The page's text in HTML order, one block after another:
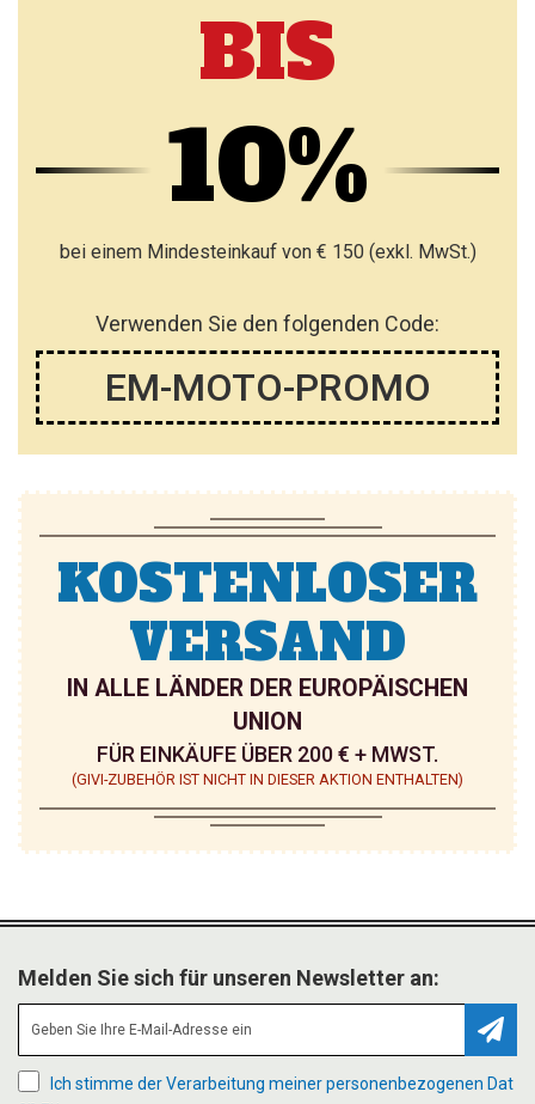
BIS
10%
bei einem Mindesteinkauf von € 150 (exkl. MwSt.)
Verwenden Sie den folgenden Code:
EM-MOTO-PROMO
KOSTENLOSER
VERSAND
IN ALLE LÄNDER DER EUROPÄISCHEN
UNION
FÜR EINKÄUFE ÜBER 200 € + MWST.
(GIVI-ZUBEHÖR IST NICHT IN DIESER AKTION ENTHALTEN)
Melden Sie sich für unseren Newsletter an:
Ich stimme der Verarbeitung meiner personenbezogenen Dat